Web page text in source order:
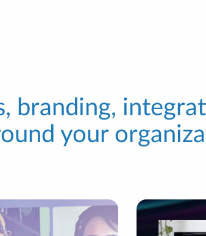
branding,
your